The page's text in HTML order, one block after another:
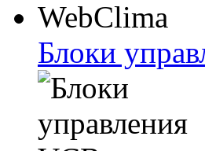
Блоки